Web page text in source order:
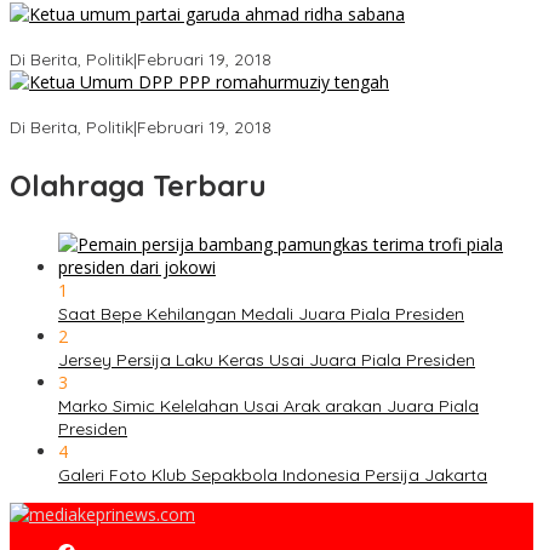
Di Berita, Politik|Februari 19, 2018
Di Berita, Politik|Februari 19, 2018
Olahraga Terbaru
1
Saat Bepe Kehilangan Medali Juara Piala Presiden
2
Jersey Persija Laku Keras Usai Juara Piala Presiden
3
Marko Simic Kelelahan Usai Arak arakan Juara Piala
Presiden
4
Galeri Foto Klub Sepakbola Indonesia Persija Jakarta